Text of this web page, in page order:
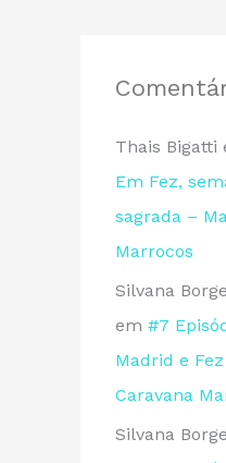
Thais Bigatti
Em Fez,
sagrada –
Marrocos
Silvana
em #7
Madrid e
Caravana
Silvana